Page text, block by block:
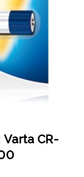
CR-